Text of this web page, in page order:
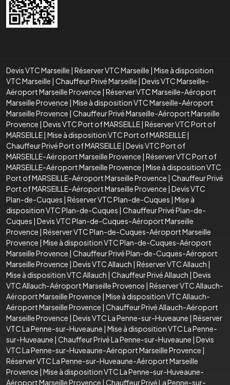
Devis VTC Marseille | Réserver VTC Marseille | Mise à disposition
VTC Marseille | Chauffeur Privé Marseille | Devis VTC Marseille-
Aéroport Marseille Provence | Réserver VTC Marseille-Aéroport
Marseille Provence | Mise à disposition VTC Marseille-Aéroport
Marseille Provence | Chauffeur Privé Marseille-Aéroport Marseille
Provence | Devis VTC Port of MARSEILLE| Réserver VTC Port of
MARSEILLE| Mise à disposition VTC Port of MARSEILLE|
Chauffeur Privé Port of MARSEILLE| Devis VTC Port of
MARSEILLE-Aéroport Marseille Provence | Réserver VTC Port of
MARSEILLE-Aéroport Marseille Provence | Mise à disposition VTC
Port of MARSEILLE-Aéroport Marseille Provence | Chauffeur Privé
Port of MARSEILLE-Aéroport Marseille Provence | Devis VTC
Plan-de-Cuques | Réserver VTC Plan-de-Cuques | Mise à
disposition VTC Plan-de-Cuques | Chauffeur Privé Plan-de-
Cuques | Devis VTC Plan-de-Cuques-Aéroport Marseille
Provence | Réserver VTC Plan-de-Cuques-Aéroport Marseille
Provence | Mise à disposition VTC Plan-de-Cuques-Aéroport
Marseille Provence | Chauffeur Privé Plan-de-Cuques-Aéroport
Marseille Provence | Devis VTC Allauch | Réserver VTC Allauch |
Mise à disposition VTC Allauch | Chauffeur Privé Allauch | Devis
VTC Allauch-Aéroport Marseille Provence | Réserver VTC Allauch-
Aéroport Marseille Provence | Mise à disposition VTC Allauch-
Aéroport Marseille Provence | Chauffeur Privé Allauch-Aéroport
Marseille Provence | Devis VTC La Penne-sur-Huveaune | Réserver
VTC La Penne-sur-Huveaune | Mise à disposition VTC La Penne-
sur-Huveaune | Chauffeur Privé La Penne-sur-Huveaune | Devis
VTC La Penne-sur-Huveaune-Aéroport Marseille Provence |
Réserver VTC La Penne-sur-Huveaune-Aéroport Marseille
Provence | Mise à disposition VTC La Penne-sur-Huveaune-
Aéroport Marseille Provence | Chauffeur Privé La Penne-sur-